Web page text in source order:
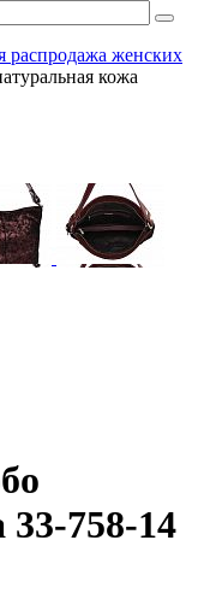
распродажа женских
кожа
758-14